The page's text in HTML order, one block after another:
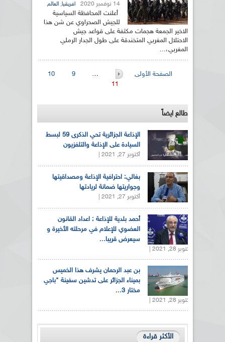
14 نوفمبر 2020 افريقيا, العالم
أعلنت المحافظة السياسية
للجيش الصحراوي عن شن هذا
الاخير الجمعة هجمات مكثفة على قواعد جيش
الاحتلال المغربي المتخندقة على طول الجدار الرملي
المغربي،...
الصفحات
الصفحة الأولى …
9
10
11
طالع ايضاً
الإذاعة الجزائرية تحي الذكرى 59 لبسط
السيادة على الإذاعة والتلفزيون
أكتوبر 27, 2021 |
بغالي: احترافية الإذاعة ومصداقيتها
وجواريتها ضمانة لريادتها
أكتوبر 27, 2021 |
أحمد بلدية للإذاعة : اعداد القانون
العضوي للإعلام في مرحلته الأخيرة و
سيعرض قريبا...
أكتوبر 28, 2021 |
بن عبد الرحمان يشرف هذا الخميس
بميناء الجزائر على تدشين سفينة "باجي
مختار 3...
أكتوبر 28, 2021 |
الأكثر قراءة